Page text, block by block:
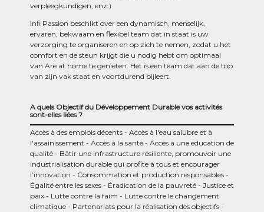
verpleegkundigen, enz.)
Infi Passion beschikt over een dynamisch, menselijk,
ervaren, bekwaam en flexibel team dat in staat is uw
verzorging te organiseren en op zich te nemen, zodat u het
comfort en de steun krijgt die u nodig hebt om optimaal
van Are at home te genieten. Het is een team dat aan de top
van zijn vak staat en voortdurend bijleert.
A quels Objectif du Développement Durable vos activités
sont-elles liées ?
Accès à des emplois décents
Accès à l'eau salubre et à
l'assainissement
Accès à la santé
Accès à une éducation de
qualité
Bâtir une infrastructure résiliente, promouvoir une
industrialisation durable qui profite à tous et encourager
l’innovation
Consommation et production responsables
Égalité entre les sexes
Éradication de la pauvreté
Justice et
paix
Lutte contre la faim
Lutte contre le changement
climatique
Partenariats pour la réalisation des objectifs